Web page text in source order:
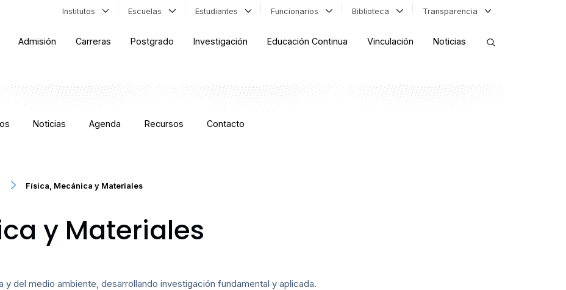
Institutos Escuelas Estudiantes Funcionarios Biblioteca Transparencia
Admisión Carreras Postgrado Investigación Educación Continua Vinculación Noticias
Noticias Agenda Recursos Contacto
Física, Mecánica y Materiales
y Materiales
y del medio ambiente, desarrollando investigación fundamental y aplicada.